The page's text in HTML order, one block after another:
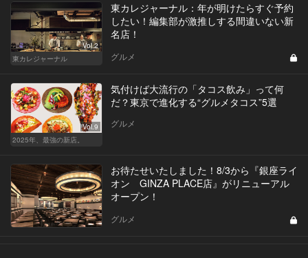
Vol.2
東カレジャーナル
東カレジャーナル：年が明けたらすぐ予約
したい！編集部が激推しする間違いない新
名店！
グルメ
Vol.9
2025年、最強の新店。
気付けば大流行の「タコス飲み」って何
だ？東京で進化する“グルメタコス”5選
グルメ
お待たせいたしました！8/3から『銀座ライ
オン GINZA PLACE店』がリニューアル
オープン！
グルメ